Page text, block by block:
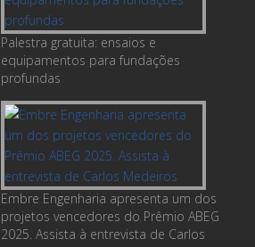
Palestra gratuita: ensaios e
equipamentos para fundações
profundas
Embre Engenharia apresenta um dos
projetos vencedores do Prêmio ABEG
2025. Assista à entrevista de Carlos